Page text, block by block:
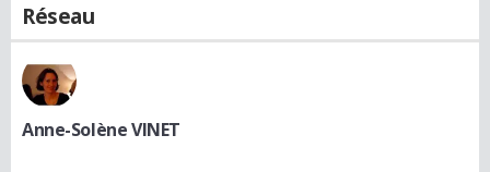
Réseau
Anne-Solène VINET